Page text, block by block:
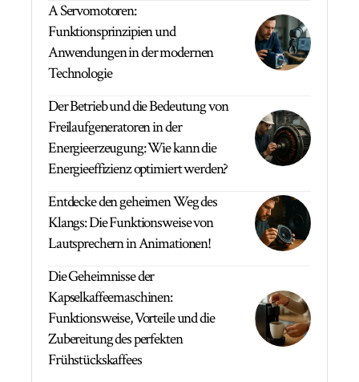
A Servomotoren:
Funktionsprinzipien und
Anwendungen in der modernen
Technologie
Der Betrieb und die Bedeutung von
Freilaufgeneratoren in der
Energieerzeugung: Wie kann die
Energieeffizienz optimiert werden?
Entdecke den geheimen Weg des
Klangs: Die Funktionsweise von
Lautsprechern in Animationen!
Die Geheimnisse der
Kapselkaffeemaschinen:
Funktionsweise, Vorteile und die
Zubereitung des perfekten
Frühstückskaffees